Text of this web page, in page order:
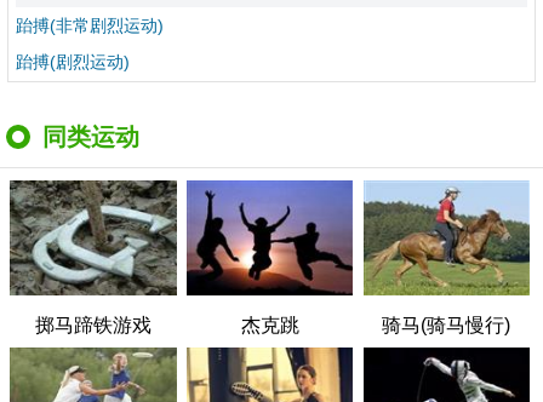
跆搏(非常剧烈运动)
跆搏(剧烈运动)
同类运动
掷马蹄铁游戏 杰克跳 骑马(骑马慢行)